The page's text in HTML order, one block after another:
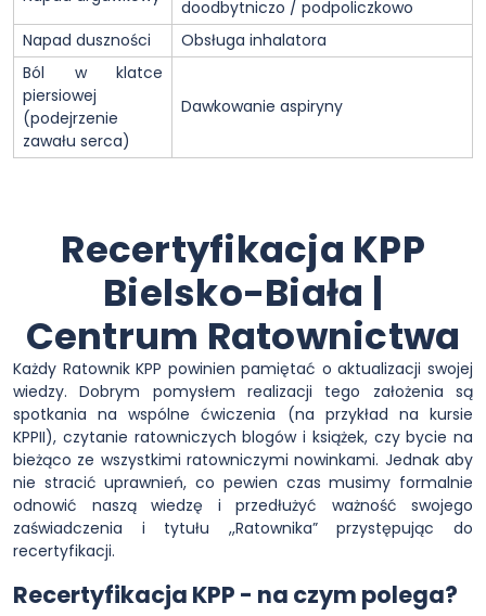
doodbytniczo / podpoliczkowo
Napad duszności
Obsługa inhalatora
Ból w klatce
piersiowej
(podejrzenie
zawału serca)
Dawkowanie aspiryny
Recertyfikacja KPP
Bielsko-Biała |
Centrum Ratownictwa
Każdy Ratownik KPP powinien pamiętać o aktualizacji swojej
wiedzy. Dobrym pomysłem realizacji tego założenia są
spotkania na wspólne ćwiczenia (na przykład na kursie
KPPII), czytanie ratowniczych blogów i książek, czy bycie na
bieżąco ze wszystkimi ratowniczymi nowinkami. Jednak aby
nie stracić uprawnień, co pewien czas musimy formalnie
odnowić naszą wiedzę i przedłużyć ważność swojego
zaświadczenia i tytułu ,,Ratownika” przystępując do
recertyfikacji.
Recertyfikacja KPP - na czym polega?